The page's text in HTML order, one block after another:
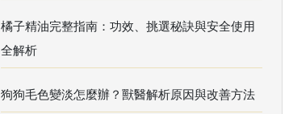
橘子精油完整指南：功效、挑選秘訣與安全使用
全解析
狗狗毛色變淡怎麼辦？獸醫解析原因與改善方法